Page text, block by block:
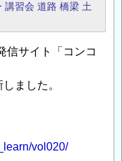
講習会 道路 橋梁 土
信サイト「コンコ
ました。
vol020/